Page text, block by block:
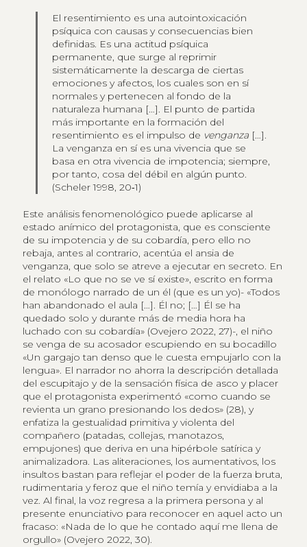
El resentimiento es una autointoxicación
psíquica con causas y consecuencias bien
definidas. Es una actitud psíquica
permanente, que surge al reprimir
sistemáticamente la descarga de ciertas
emociones y afectos, los cuales son en sí
normales y pertenecen al fondo de la
naturaleza humana […]. El punto de partida
más importante en la formación del
resentimiento es el impulso de venganza […].
La venganza en sí es una vivencia que se
basa en otra vivencia de impotencia; siempre,
por tanto, cosa del débil en algún punto.
(Scheler 1998, 20‑1)
Este análisis fenomenológico puede aplicarse al
estado anímico del protagonista, que es consciente
de su impotencia y de su cobardía, pero ello no
rebaja, antes al contrario, acentúa el ansia de
venganza, que solo se atreve a ejecutar en secreto. En
el relato «Lo que no se ve sí existe», escrito en forma
de monólogo narrado de un él (que es un yo)- «Todos
han abandonado el aula […]. Él no; […] Él se ha
quedado solo y durante más de media hora ha
luchado con su cobardía» (Ovejero 2022, 27)-, el niño
se venga de su acosador escupiendo en su bocadillo
«Un gargajo tan denso que le cuesta empujarlo con la
lengua». El narrador no ahorra la descripción detallada
del escupitajo y de la sensación física de asco y placer
que el protagonista experimentó «como cuando se
revienta un grano presionando los dedos» (28), y
enfatiza la gestualidad primitiva y violenta del
compañero (patadas, collejas, manotazos,
empujones) que deriva en una hipérbole satírica y
animalizadora. Las aliteraciones, los aumentativos, los
insultos bastan para reflejar el poder de la fuerza bruta,
rudimentaria y feroz que el niño temía y envidiaba a la
vez. Al final, la voz regresa a la primera persona y al
presente enunciativo para reconocer en aquel acto un
fracaso: «Nada de lo que he contado aquí me llena de
orgullo» (Ovejero 2022, 30).